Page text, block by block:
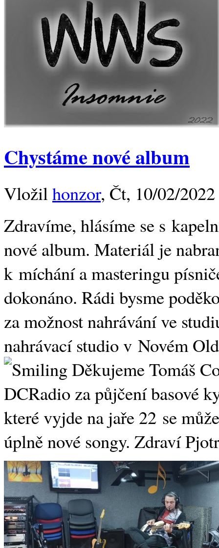
Chystáme nové album
Vložil honzor, Čt, 10/02/
Zdravíme, hlásíme se s
nové album. Materiál je
k míchání a masteringu
dokonáno. Rádi bysme
za možnost nahrávání ve
nahrávací studio v Novém
Děkujeme Tomáš
DCRadio za půjčení basové
které vyjde na jaře 22 se
úplně nové songy. Zdraví